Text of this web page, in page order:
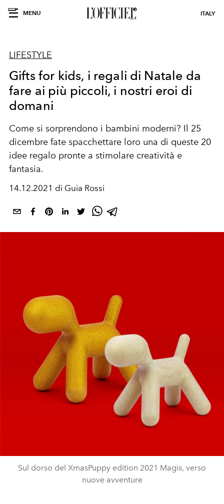
MENU ITALY
LIFESTYLE
Gifts for kids, i regali di Natale da
fare ai più piccoli, i nostri eroi di
domani
Come si sorprendono i bambini moderni? Il 25
dicembre fate spacchettare loro una di queste 20
idee regalo pronte a stimolare creatività e
fantasia.
14.12.2021 di Guia Rossi
Sul dorso del XmasPuppy edition 2021 Magis, verso
nuove avventure